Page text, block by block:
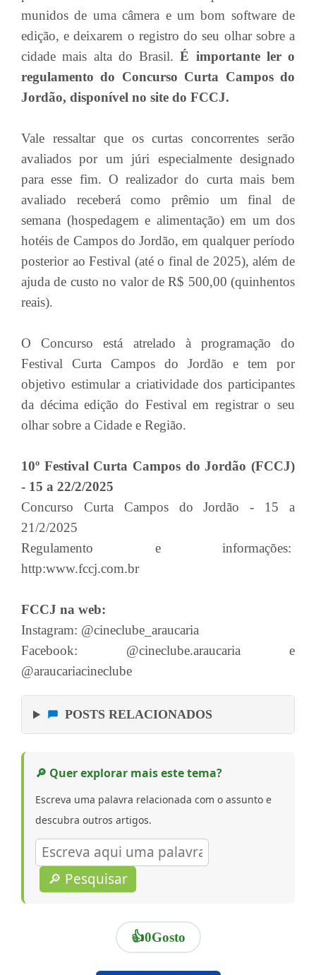
munidos de uma câmera e um bom software de
edição, e deixarem o registro do seu olhar sobre a
cidade mais alta do Brasil. É importante ler o
regulamento do Concurso Curta Campos do
Jordão, disponível no site do FCCJ.
Vale ressaltar que os curtas concorrentes serão
avaliados por um júri especialmente designado
para esse fim. O realizador do curta mais bem
avaliado receberá como prêmio um final de
semana (hospedagem e alimentação) em um dos
hotéis de Campos do Jordão, em qualquer período
posterior ao Festival (até o final de 2025), além de
ajuda de custo no valor de R$ 500,00 (quinhentos
reais).
O Concurso está atrelado à programação do
Festival Curta Campos do Jordão e tem por
objetivo estimular a criatividade dos participantes
da décima edição do Festival em registrar o seu
olhar sobre a Cidade e Região.
10º Festival Curta Campos do Jordão (FCCJ)
- 15 a 22/2/2025
Concurso Curta Campos do Jordão - 15 a
21/2/2025
Regulamento e informações:
http:www.fccj.com.br
FCCJ na web:
Instagram: @cineclube_araucaria
Facebook: @cineclube.araucaria e
@araucariacineclube
POSTS RELACIONADOS
🔎 Quer explorar mais este tema?
Escreva uma palavra relacionada com o assunto e
descubra outros artigos.
🔎 Pesquisar
👍0Gosto